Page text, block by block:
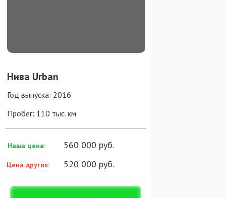
Нива Urban
Пробег: 110 тыс. км
Наша цена:
Цена других:
Год выпуска: 2016
560 000 руб.
520 000 руб.